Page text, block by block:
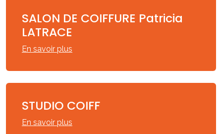
SALON DE COIFFURE Patricia
LATRACE
En savoir plus
STUDIO COIFF
En savoir plus